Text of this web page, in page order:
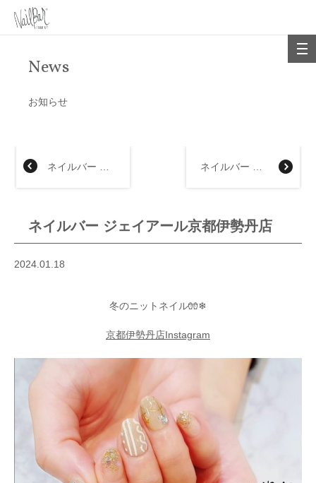
News
お知らせ
ネイルバー ジェイアール京都伊勢丹店
2024.01.18
冬のニットネイル🧤❄
京都伊勢丹店Instagram